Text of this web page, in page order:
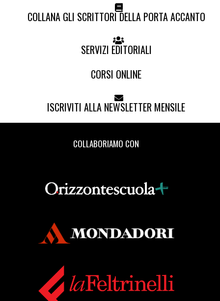
COLLANA GLI SCRITTORI DELLA PORTA ACCANTO
SERVIZI EDITORIALI
CORSI ONLINE
ISCRIVITI ALLA NEWSLETTER MENSILE
COLLABORIAMO CON